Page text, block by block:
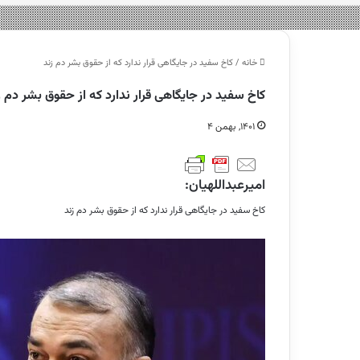
خانه /کاخ سفید در جایگاهی قرار ندارد که از حقوق بشر دم زند
کاخ سفید در جایگاهی قرار ندارد که از حقوق بشر دم
۱۴۰۱, بهمن ۴
امیرعبداللهیان:
کاخ سفید در جایگاهی قرار ندارد که از حقوق بشر دم زند